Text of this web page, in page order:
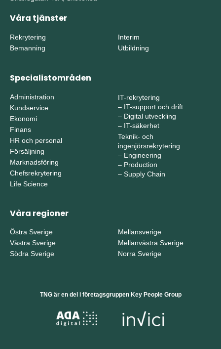
Våra tjänster
Rekrytering
Bemanning
Interim
Utbildning
Specialistområden
Administration
Kundservice
Ekonomi
Finans
HR och personal
Försäljning
Marknadsföring
Chefsrekrytering
Life Science
IT-rekrytering
– IT-support och drift
– Digital utveckling
– IT-säkerhet
Teknik- och
ingenjörsrekrytering
– Engineering
– Production
– Supply Chain
Våra regioner
Östra Sverige
Västra Sverige
Södra Sverige
Mellansverige
Mellanvästra Sverige
Norra Sverige
TNG är en del i företagsgruppen Key People Group